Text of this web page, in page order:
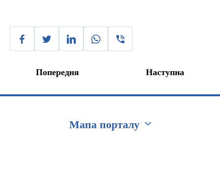
Попередня Наступна
Мапа порталу